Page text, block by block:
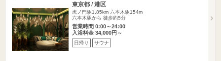
東京都 / 港区
虎ノ門駅1.85km 六本木駅154m
六本木駅から 徒歩約5分
営業時間 0:00～24:00
入浴料金 34,000円～
日帰り サウナ